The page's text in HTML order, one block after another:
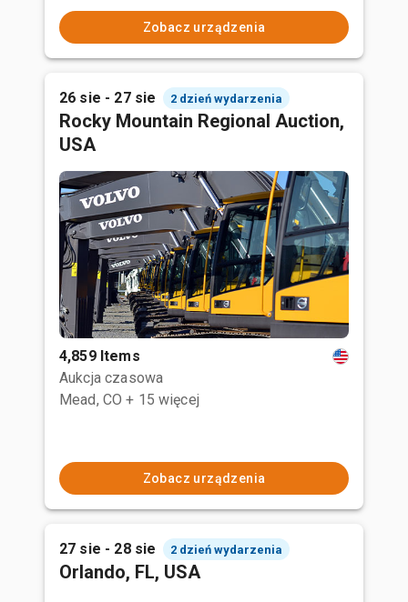
Zobacz urządzenia
26 sie - 27 sie 2 dzień wydarzenia
Rocky Mountain Regional Auction,
USA
4,859 Items
Aukcja czasowa
Mead, CO + 15 więcej
Zobacz urządzenia
27 sie - 28 sie 2 dzień wydarzenia
Orlando, FL, USA